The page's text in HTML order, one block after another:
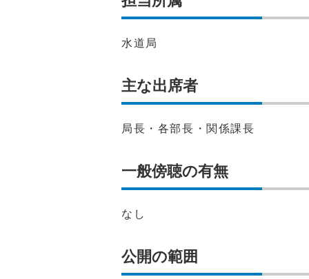
水道局
主な出席者
局長・各部長・関係課長
一般傍聴の有無
なし
公開の範囲